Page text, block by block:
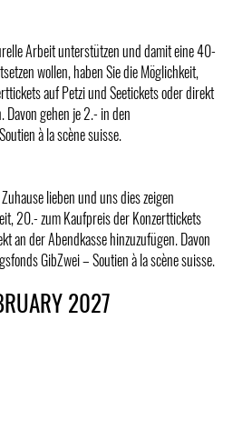
Arbeit unterstützen und damit eine 40-
wollen, haben Sie die Möglichkeit,
auf Petzi und Seetickets oder direkt
Davon gehen je 2.- in den
à la scène suisse.
lieben und uns dies zeigen
20.- zum Kaufpreis der Konzerttickets
an der Abendkasse hinzuzufügen. Davon
GibZwei – Soutien à la scène suisse.
2027